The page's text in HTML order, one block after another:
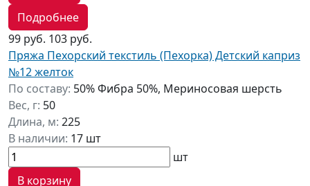
Подробнее
99 руб. 103 руб.
Пряжа Пехорский текстиль (Пехорка) Детский каприз
№12 желток
По составу: 50% Фибра 50%, Мериносовая шерсть
Вес, г: 50
Длина, м: 225
В наличии: 17 шт
шт
В корзину